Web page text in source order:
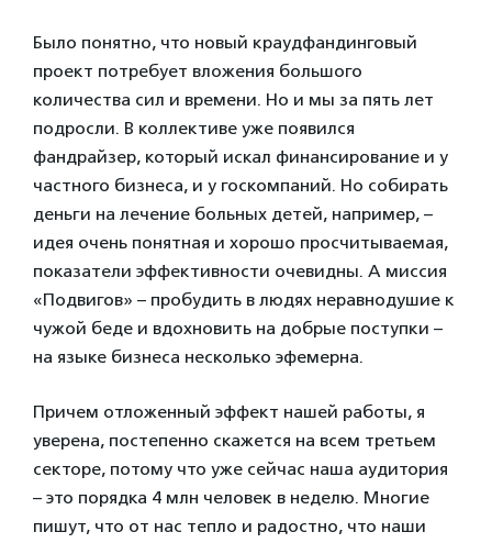
Было понятно, что новый краудфандинговый
проект потребует вложения большого
количества сил и времени. Но и мы за пять лет
подросли. В коллективе уже появился
фандрайзер, который искал финансирование и у
частного бизнеса, и у госкомпаний. Но собирать
деньги на лечение больных детей, например, –
идея очень понятная и хорошо просчитываемая,
показатели эффективности очевидны. А миссия
«Подвигов» – пробудить в людях неравнодушие к
чужой беде и вдохновить на добрые поступки –
на языке бизнеса несколько эфемерна.
Причем отложенный эффект нашей работы, я
уверена, постепенно скажется на всем третьем
секторе, потому что уже сейчас наша аудитория
– это порядка 4 млн человек в неделю. Многие
пишут, что от нас тепло и радостно, что наши